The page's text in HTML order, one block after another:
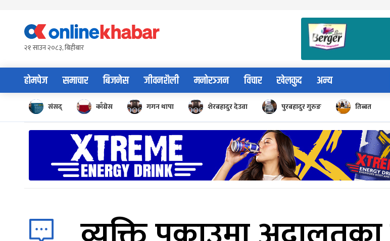
content२१ साउन २०८३, बिहीबार
होमपेज समाचार बिजनेस जीवनशैली मनोरञ्जन विचार खेलकुद अन्य
संसद् काँग्रेस गगन थापा शेरबहादुर देउवा पुरबहादुर गुरुङ तिब्बत